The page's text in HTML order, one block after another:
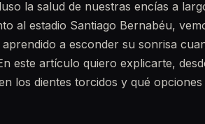
la salud de nuestras encías a
al estadio Santiago Bernabéu,
a esconder su sonrisa
este artículo quiero explicarte,
los dientes torcidos y qué